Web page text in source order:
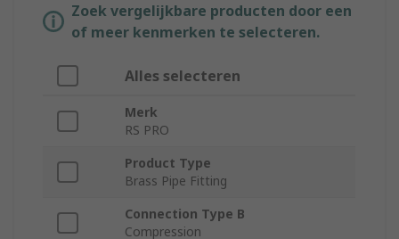
Zoek vergelijkbare producten door een
of meer kenmerken te selecteren.
Alles selecteren
Merk
RS PRO
Product Type
Brass Pipe Fitting
Connection Type B
Compression